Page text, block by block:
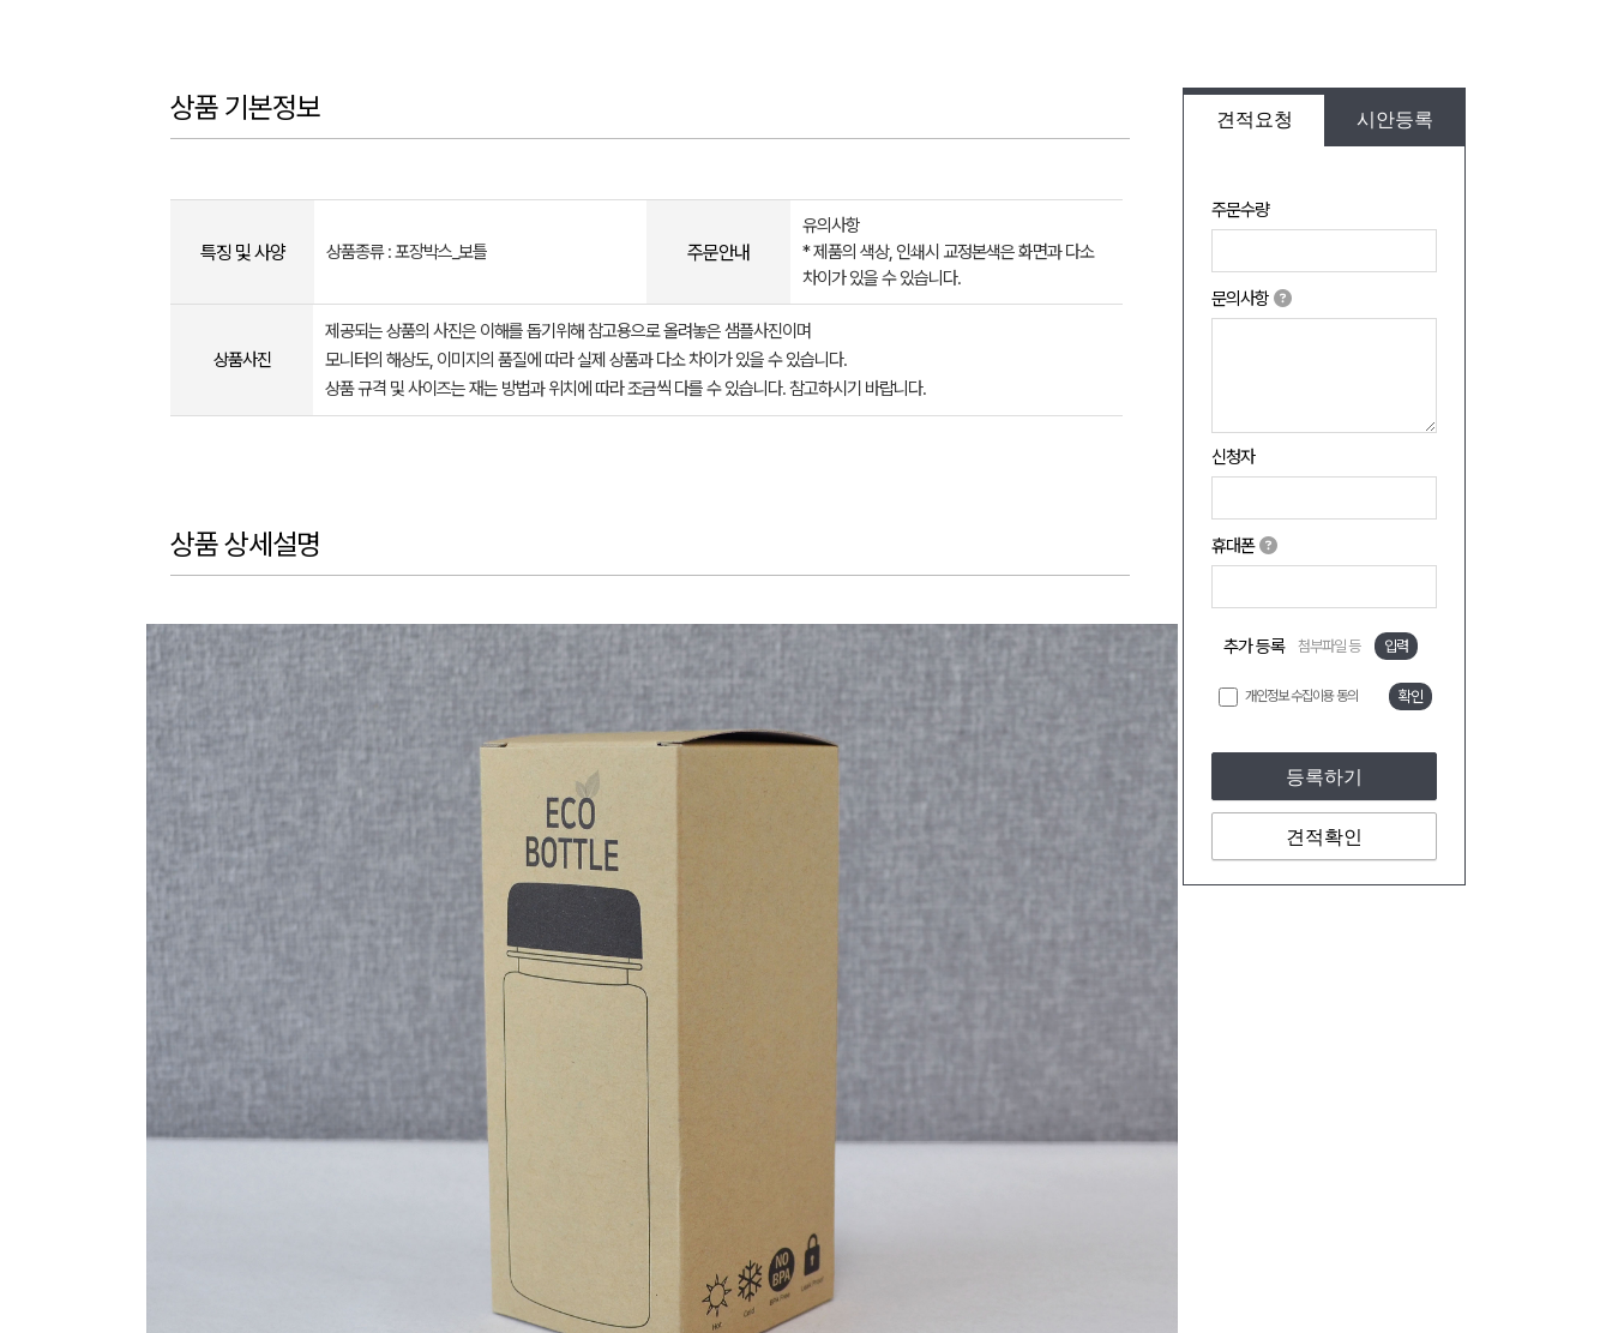
견적요청 시안등록
주문수량
문의사항
신청자
휴대폰
추가 등록 첨부파일 등 입력
개인정보 수집이용 동의 확인
등록하기
견적확인
상품 기본정보
특징 및 사양 상품종류 : 포장박스_보틀 주문안내
유의사항
* 제품의 색상, 인쇄시 교정본색은 화면과 다소
차이가 있을 수 있습니다.
상품사진
제공되는 상품의 사진은 이해를 돕기위해 참고용으로 올려놓은 샘플사진이며
모니터의 해상도, 이미지의 품질에 따라 실제 상품과 다소 차이가 있을 수 있습니다.
상품 규격 및 사이즈는 재는 방법과 위치에 따라 조금씩 다를 수 있습니다. 참고하시기 바랍니다.
상품 상세설명